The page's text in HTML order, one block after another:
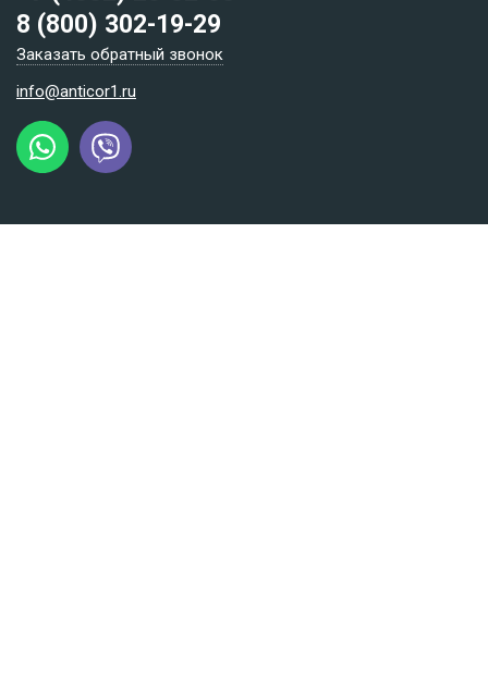
8 (800) 302-19-29
Заказать обратный звонок
info@anticor1.ru